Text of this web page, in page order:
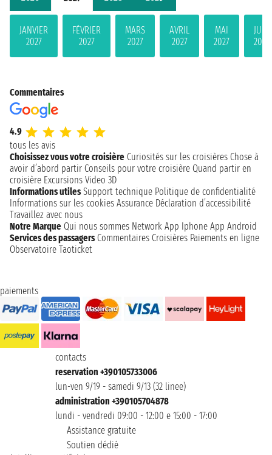
JANVIER
2027
FÉVRIER
2027
MARS
2027
AVRIL
2027
MAI
2027
JUIN
2027
Commentaires
4.9
tous les avis
Choisissez vous votre croisière Curiosités sur les croisières Chose à
avoir d’abord partir Conseils pour votre croisière Quand partir en
croisière Excursions Video 3D
Informations utiles Support technique Politique de confidentialité
Informations sur les cookies Assurance Déclaration d’accessibilité
Travaillez avec nous
Notre Marque Qui nous sommes Network App Iphone App Android
Services des passagers Commentaires Croisières Paiements en ligne
Observatoire Taoticket
paiements
contacts
reservation +390105733006
lun-ven 9/19 - samedi 9/13 (32 linee)
administration +390105704878
lundi - vendredi 09:00 - 12:00 e 15:00 - 17:00
Assistance gratuite
Soutien dédié